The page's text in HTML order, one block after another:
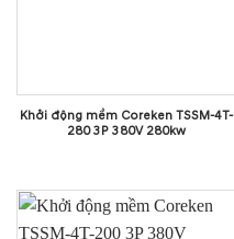
Khởi động mềm Coreken TSSM-4T-
280 3P 380V 280kw